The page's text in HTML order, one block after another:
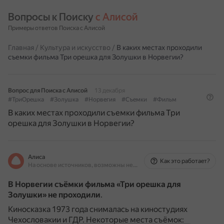
Вопросы к Поиску с Алисой
Примеры ответов Поиска с Алисой
Главная / Культура и искусство / В каких местах проходили
съемки фильма Три орешка для Золушки в Норвегии?
Вопрос для Поиска с Алисой
13 декабря
#ТриОрешка
#Золушка #Норвегия #Съемки #Фильм
В каких местах проходили съемки фильма Три
орешка для Золушки в Норвегии?
Алиса
На основе источников, возможны неточности
Как это работает?
В Норвегии съёмки фильма «Три орешка для
Золушки» не проходили.
Киносказка 1973 года снималась на киностудиях
Чехословакии и ГДР. Некоторые места съёмок: